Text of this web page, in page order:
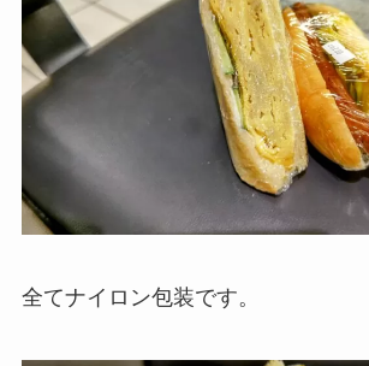
全てナイロン包装です。